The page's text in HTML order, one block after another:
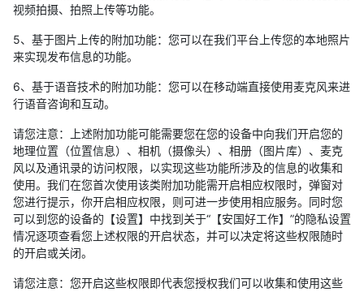
视频拍摄、拍照上传等功能。
5、基于图片上传的附加功能：您可以在我们平台上传您的本地照片
来实现发布信息的功能。
6、基于语音技术的附加功能：您可以在移动端直接使用麦克风来进
行语音咨询和互动。
请您注意：上述附加功能可能需要您在您的设备中向我们开启您的
地理位置（位置信息）、相机（摄像头）、相册（图片库）、麦克
风以及通讯录的访问权限，以实现这些功能所涉及的信息的收集和
使用。我们在您首次使用该类附加功能需开启相应权限时，弹窗对
您进行提示，你开启相应权限，则可进一步使用相应服务。同时您
可以到您的设备的【设置】中找到关于“【安国好工作】”的隐私设置
情况逐项查看您上述权限的开启状态，并可以决定将这些权限随时
的开启或关闭。
请您注意：您开启这些权限即代表您授权我们可以收集和使用这些